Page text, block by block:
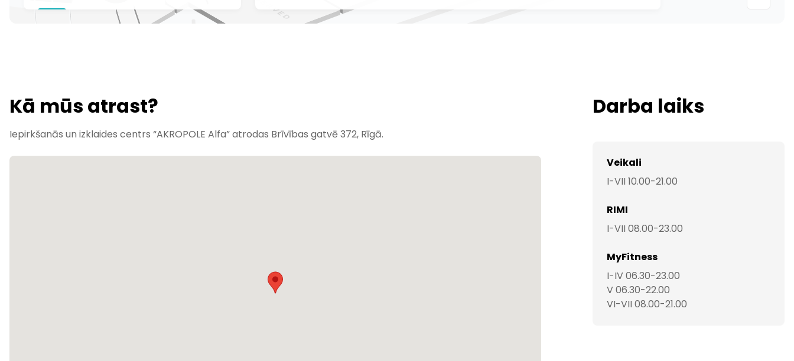
Kā mūs atrast?
Iepirkšanās un izklaides centrs “AKROPOLE Alfa” atrodas Brīvības gatvē 372, Rīgā.
Darba laiks
Veikali
I-VII 10.00-21.00
RIMI
I-VII 08.00-23.00
MyFitness
I-IV 06.30-23.00
V 06.30-22.00
VI-VII 08.00-21.00